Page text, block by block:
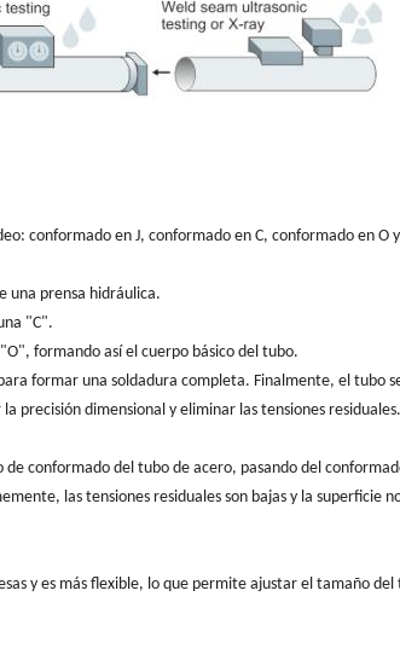
conformado en J, conformado en C, conformado en O
una prensa hidráulica.
"C".
formando así el cuerpo básico del tubo.
formar una soldadura completa. Finalmente, el tubo
precisión dimensional y eliminar las tensiones residuales.
conformado del tubo de acero, pasando del
las tensiones residuales son bajas y la superficie
y es más flexible, lo que permite ajustar el tamaño del